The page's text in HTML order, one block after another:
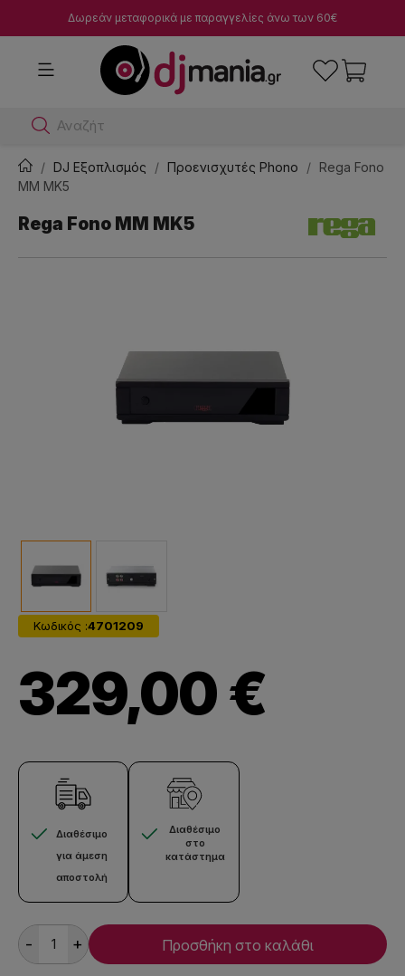
Δωρεάν μεταφορικά με παραγγελίες άνω των 60€
Αναζήτησε dj
DJ Εξοπλισμός Προενισχυτές Phono
Rega Fono
MM MK5
Rega Fono MM MK5
Κωδικός :4701209
329,00 €
Διαθέσιμο
για άμεση
αποστολή
Διαθέσιμο
στο
κατάστημα
- + Προσθήκη στο καλάθι